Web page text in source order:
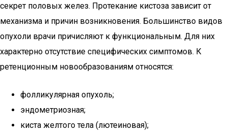
секрет половых желез. Протекание кистоза зависит от
механизма и причин возникновения. Большинство видов
опухоли врачи причисляют к функциональным. Для них
характерно отсутствие специфических симптомов. К
ретенционным новообразованиям относятся:
фолликулярная опухоль;
эндометриозная;
киста желтого тела (лютеиновая);